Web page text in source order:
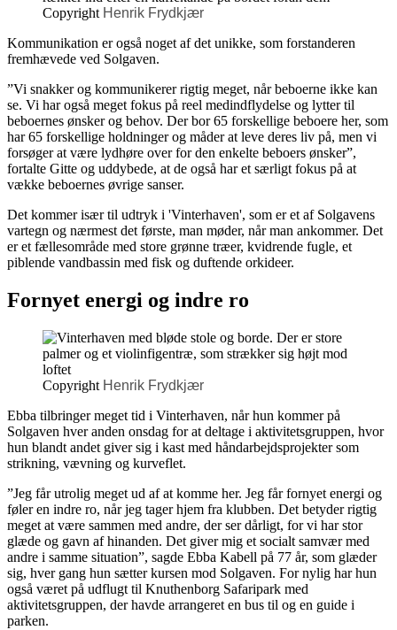
Copyright Henrik Frydkjær
Kommunikation er også noget af det unikke, som forstanderen
fremhævede ved Solgaven.
”Vi snakker og kommunikerer rigtig meget, når beboerne ikke kan
se. Vi har også meget fokus på reel medindflydelse og lytter til
beboernes ønsker og behov. Der bor 65 forskellige beboere her, som
har 65 forskellige holdninger og måder at leve deres liv på, men vi
forsøger at være lydhøre over for den enkelte beboers ønsker”,
fortalte Gitte og uddybede, at de også har et særligt fokus på at
vække beboernes øvrige sanser.
Det kommer især til udtryk i 'Vinterhaven', som er et af Solgavens
vartegn og nærmest det første, man møder, når man ankommer. Det
er et fællesområde med store grønne træer, kvidrende fugle, et
piblende vandbassin med fisk og duftende orkideer.
Fornyet energi og indre ro
Copyright Henrik Frydkjær
Ebba tilbringer meget tid i Vinterhaven, når hun kommer på
Solgaven hver anden onsdag for at deltage i aktivitetsgruppen, hvor
hun blandt andet giver sig i kast med håndarbejdsprojekter som
strikning, vævning og kurveflet.
”Jeg får utrolig meget ud af at komme her. Jeg får fornyet energi og
føler en indre ro, når jeg tager hjem fra klubben. Det betyder rigtig
meget at være sammen med andre, der ser dårligt, for vi har stor
glæde og gavn af hinanden. Det giver mig et socialt samvær med
andre i samme situation”, sagde Ebba Kabell på 77 år, som glæder
sig, hver gang hun sætter kursen mod Solgaven. For nylig har hun
også været på udflugt til Knuthenborg Safaripark med
aktivitetsgruppen, der havde arrangeret en bus til og en guide i
parken.